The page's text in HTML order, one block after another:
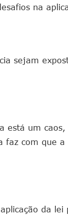
na
sejam
está um caos,
faz com que a
da lei